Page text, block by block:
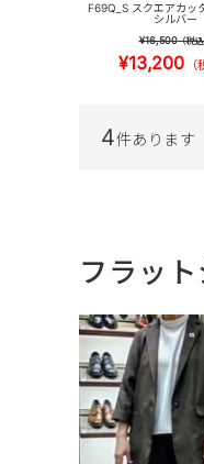
F69Q_S スクエアカッ
シルバー
¥16,500（税
¥13,200 （
4件あります
フラッ